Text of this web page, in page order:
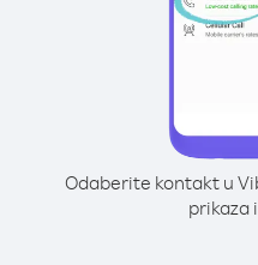
Odaberite kontakt u
prikaza